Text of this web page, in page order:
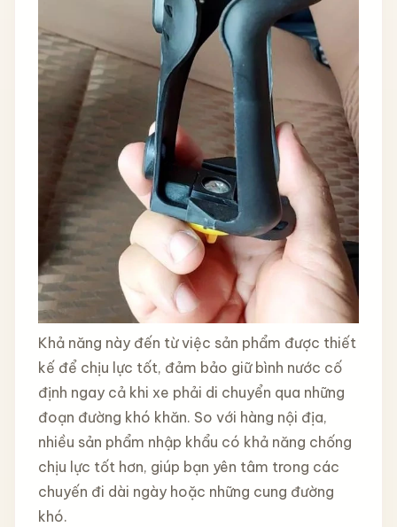
Khả năng này đến từ việc sản phẩm được thiết
kế để chịu lực tốt, đảm bảo giữ bình nước cố
định ngay cả khi xe phải di chuyển qua những
đoạn đường khó khăn. So với hàng nội địa,
nhiều sản phẩm nhập khẩu có khả năng chống
chịu lực tốt hơn, giúp bạn yên tâm trong các
chuyến đi dài ngày hoặc những cung đường
khó.